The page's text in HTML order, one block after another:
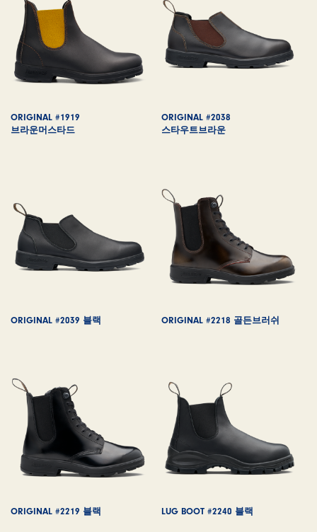
ORIGINAL #1919
브라운머스타드
ORIGINAL #2038
스타우트브라운
ORIGINAL #2039 블랙 ORIGINAL #2218 골든브러쉬
ORIGINAL #2219 블랙 LUG BOOT #2240 블랙